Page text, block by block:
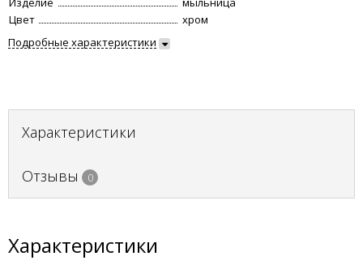
Цвет
хром
Подробные характеристики
Характеристики
Отзывы 0
Характеристики